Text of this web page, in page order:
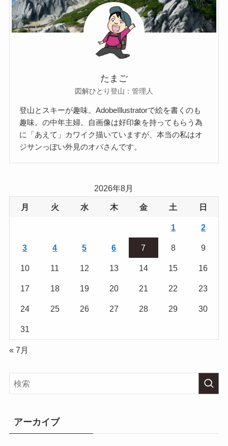
たまご
図解ひとり登山：管理人
登山とスキーが趣味。AdobeIllustratorで絵を書くのも
趣味。の中年主婦。自画像は好印象を持ってもらう為
に「あえて」カワイク描いていますが、本当の私はオ
ジサンっぽい外見のオバさんです。
2026年8月
月 火 水 木 金 土 日
1 2
3 4 5 6 7 8 9
10 11 12 13 14 15 16
17 18 19 20 21 22 23
24 25 26 27 28 29 30
31
« 7月
アーカイブ